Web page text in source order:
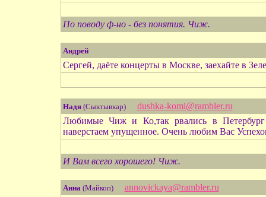
По поводу ф-но - без понятия. Чиж.
Андрей
Сергей, даёте концерты в Москве, заехайте в
Надя(Сыктывкар)
dushka-komi@rambler.ru
Любимые Чиж и Ко,так рвались в
наверстаем упущенное. Очень любим Вас
И Вам всего хорошего! Чиж.
Анна(Майкоп)
annovickaya@rambler.ru